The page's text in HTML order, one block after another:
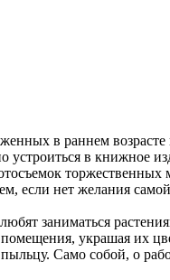
в раннем
в книжное
если нет желания
заниматься
помещения, украшая их
Само собой, о